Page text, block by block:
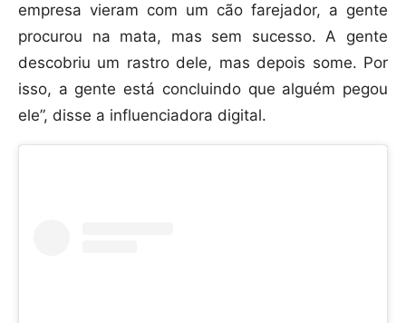
empresa vieram com um cão farejador, a gente
procurou na mata, mas sem sucesso. A gente
descobriu um rastro dele, mas depois some. Por
isso, a gente está concluindo que alguém pegou
ele”, disse a influenciadora digital.